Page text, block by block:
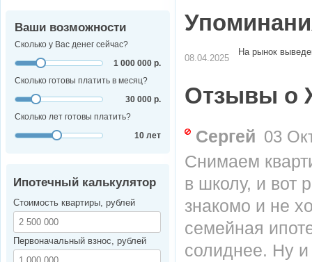
08.04.2025
На рынок
Отзывы о
Сергей 03
Снимаем
в школу, и вот
знакомо и не
семейная
солиднее. Ну и
Ваши возможности
Сколько у Вас денег сейчас?
1 000 000 р.
Сколько готовы платить в месяц?
30 000 р.
Сколько лет готовы платить?
10 лет
Ипотечный калькулятор
Стоимость квартиры, рублей
Первоначальный взнос, рублей